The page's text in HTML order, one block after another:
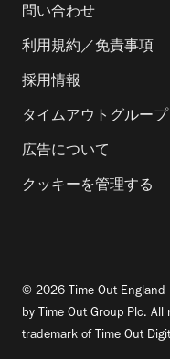
問い合わせ
利用規約／免責事項
採用情報
タイムアウトグループ
広告について
クッキーを管理する
© 2026 Time Out England
by Time Out Group Plc.
trademark of Time Out